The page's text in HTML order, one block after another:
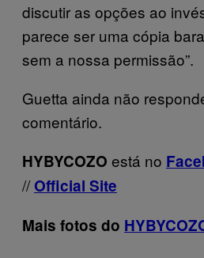
discutir as opções ao
parece ser uma cópia
sem a nossa permissão”.
Guetta ainda não
comentário.
HYBYCOZO está no
//Official Site
Mais fotos do